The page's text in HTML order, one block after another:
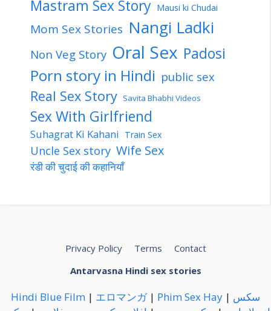
Mastram Sex Story Mausi ki Chudai
Mom Sex Stories Nangi Ladki
Non Veg Story Oral Sex Padosi
Porn story in Hindi public sex
Real Sex Story Savita Bhabhi Videos
Sex With Girlfriend
Suhagrat Ki Kahani Train Sex
Uncle Sex story Wife Sex
रंडी की चुदाई की कहानियाँ
Privacy Policy Terms
Contact
Antarvasna Hindi sex stories
Hindi Blue Film | エロマンガ| Phim Sex Hay | سكس